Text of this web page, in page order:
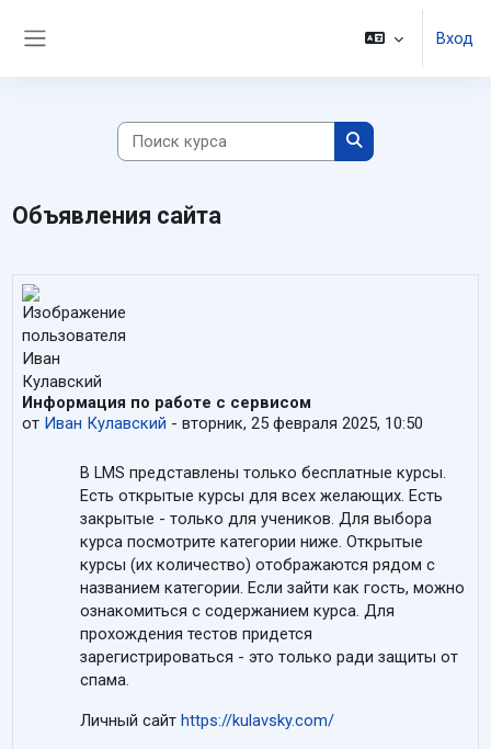
Вход
Поиск курса
Поиск курса
Объявления сайта
Информация по работе с сервисом
от Иван Кулавский -вторник, 25 февраля 2025, 10:50
В LMS представлены только бесплатные курсы.
Есть открытые курсы для всех желающих. Есть
закрытые - только для учеников. Для выбора
курса посмотрите категории ниже. Открытые
курсы (их количество) отображаются рядом с
названием категории. Если зайти как гость, можно
ознакомиться с содержанием курса. Для
прохождения тестов придется
зарегистрироваться - это только ради защиты от
спама.
Личный сайтhttps://kulavsky.com/